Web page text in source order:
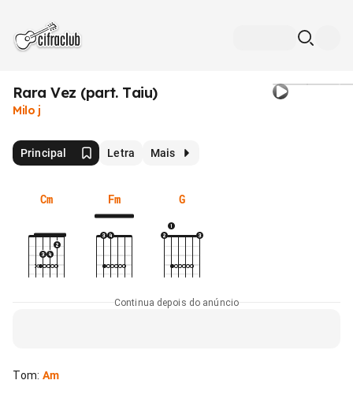
Rara Vez (part. Taiu)
Milo j
Principal Letra Mais
Cm Fm G
Continua depois do anúncio
Tom: Am